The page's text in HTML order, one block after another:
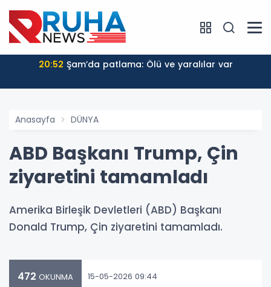
20:52 Şam’da patlama: Ölü ve yaralılar var
Anasayfa DÜNYA
ABD Başkanı Trump, Çin
ziyaretini tamamladı
Amerika Birleşik Devletleri (ABD) Başkanı
Donald Trump, Çin ziyaretini tamamladı.
472 OKUNMA 15-05-2026 09:44